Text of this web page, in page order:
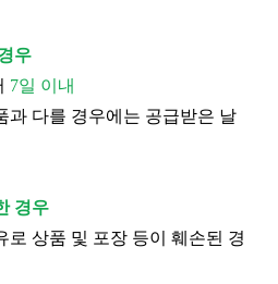
우
7일 이내
과 다를 경우에는 공급받은 날
경우
로 상품 및 포장 등이 훼손된 경